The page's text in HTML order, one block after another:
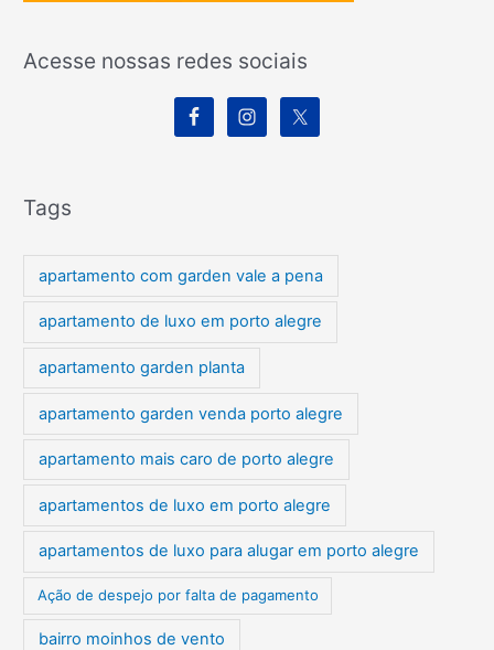
Acesse nossas redes sociais
Tags
apartamento com garden vale a pena
apartamento de luxo em porto alegre
apartamento garden planta
apartamento garden venda porto alegre
apartamento mais caro de porto alegre
apartamentos de luxo em porto alegre
apartamentos de luxo para alugar em porto alegre
Ação de despejo por falta de pagamento
bairro moinhos de vento